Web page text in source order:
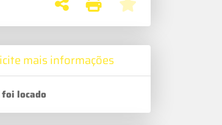
mais informações
locado